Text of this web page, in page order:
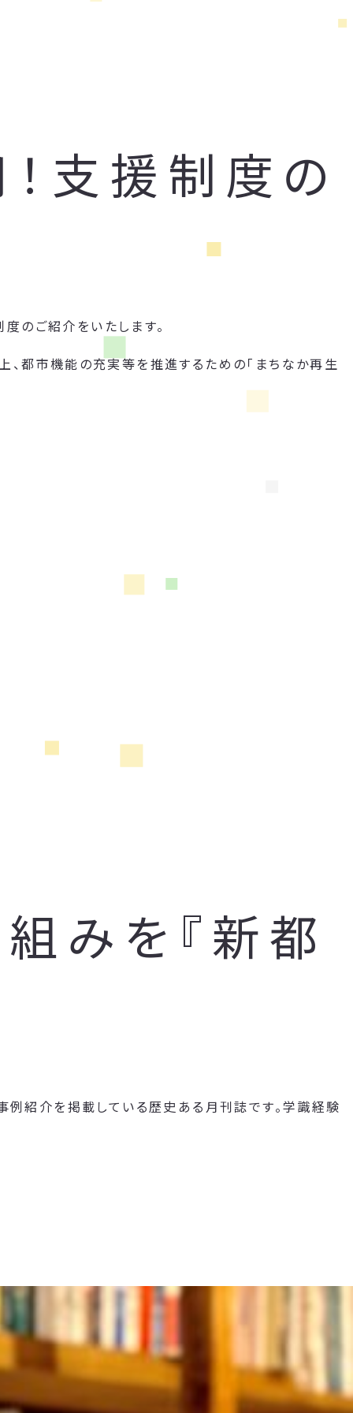
支援制度の
のご紹介をいたします。
、都市機能の充実等を推進するための「まちなか再生
みを『新都
例紹介を掲載している歴史ある月刊誌です。学識経験